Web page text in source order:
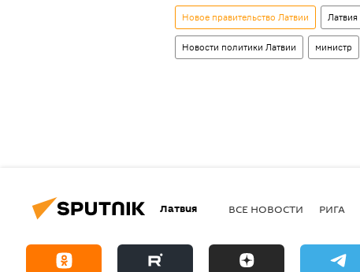
Новое правительство Латвии Латвия
Новости политики Латвии министр
Латвия ВСЕ НОВОСТИ РИГА